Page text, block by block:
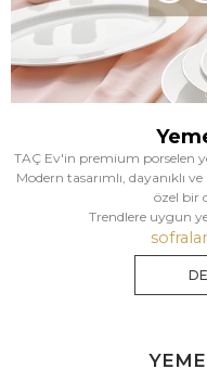
TAÇ Ev'in premium porselen
Modern tasarımlı, dayanıklı
özel bir
Trendlere uygun